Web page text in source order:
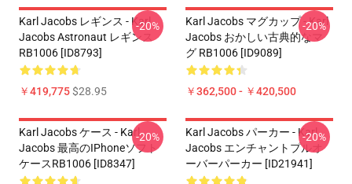
Karl Jacobs レギンス - Karl
Jacobs Astronaut レギンス
RB1006 [ID8793]
￥419,775$28.95
-20%
Karl Jacobs マグカップ - Karl
Jacobs おかしい古典的なマ
グ RB1006 [ID9089]
￥362,500 - ￥420,500
-20%
Karl Jacobs ケース - Karl
Jacobs 最高のiPhoneソフト
ケースRB1006 [ID8347]
-20%
Karl Jacobs パーカー - Karl
Jacobs エンチャントプルオ
ーバーパーカー [ID21941]
-20%